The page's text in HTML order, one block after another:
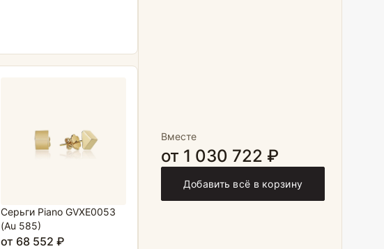
Серьги Piano GVXE0053
(Au 585)
от 68 552 ₽
Вместе
от 1 030 722 ₽
Добавить всё в корзину